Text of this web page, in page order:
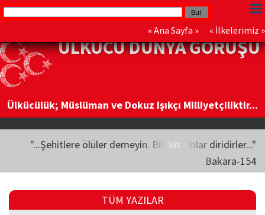
« Ana Sayfa » « İlkelerimiz »
ÜLKÜCÜ DÜNYA GÖRÜŞÜ
Ülkücülük; Müslüman ve Dokuz Işıkçı Milliyetçiliktir...
"...Şehitlere ölüler demeyin. Bilakis Onlar diridirler..."
Bakara-154
TÜM YAZILAR